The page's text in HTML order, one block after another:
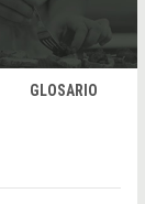
GLOSARIO